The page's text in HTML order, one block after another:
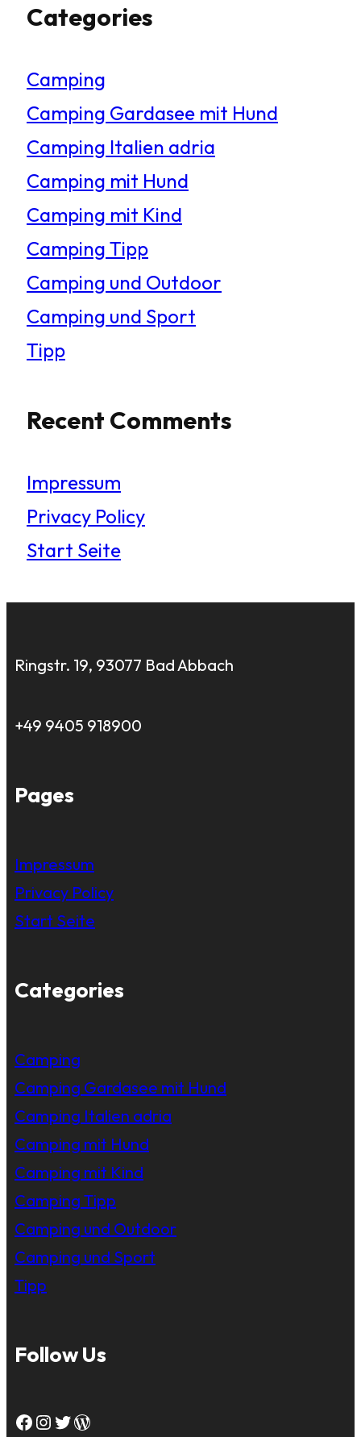
c
e
n
Categories
Camping
Camping Gardasee mit Hund
Camping Italien adria
Camping mit Hund
Camping mit Kind
Camping Tipp
Camping und Outdoor
Camping und Sport
Tipp
Recent Comments
Impressum
Privacy Policy
Start Seite
Ringstr. 19, 93077 Bad Abbach
+49 9405 918900
Pages
Impressum
Privacy Policy
Start Seite
Categories
Camping
Camping Gardasee mit Hund
Camping Italien adria
Camping mit Hund
Camping mit Kind
Camping Tipp
Camping und Outdoor
Camping und Sport
Tipp
Follow Us
Facebook Instagram Twitter WordPress